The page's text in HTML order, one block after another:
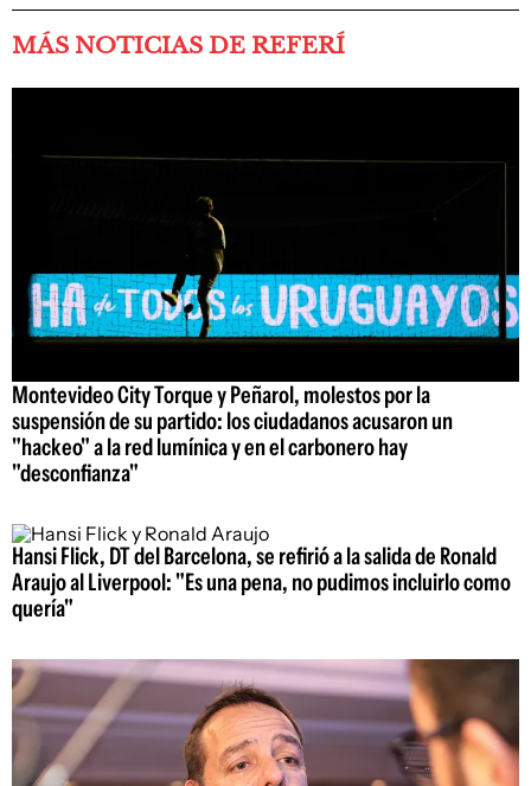
MÁS NOTICIAS DE REFERÍ
Montevideo City Torque y Peñarol, molestos por la
suspensión de su partido: los ciudadanos acusaron un
"hackeo" a la red lumínica y en el carbonero hay
"desconfianza"
Hansi Flick, DT del Barcelona, se refirió a la salida de Ronald
Araujo al Liverpool: "Es una pena, no pudimos incluirlo como
quería"